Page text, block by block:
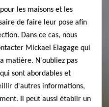
les maisons et les
de faire leur pose afin
Dans ce cas, nous
Mickael Elagage qui
matière. N'oubliez pas
sont abordables et
d'autres informations,
Il peut aussi établir un